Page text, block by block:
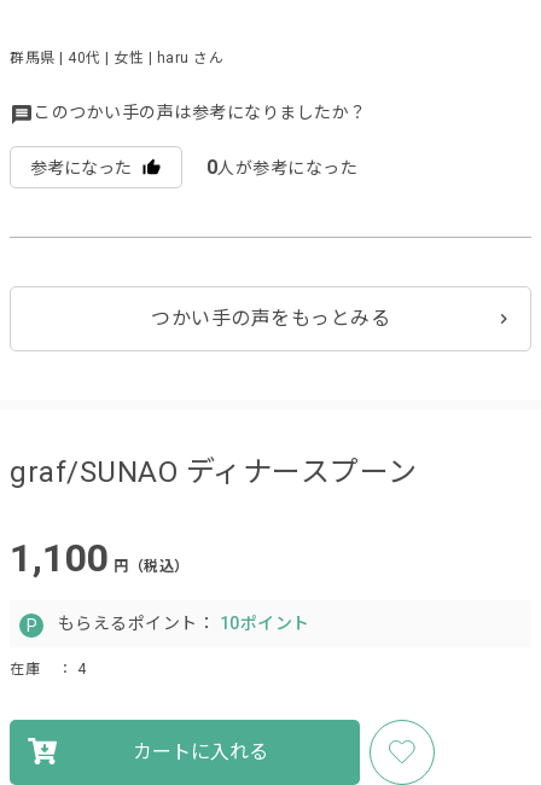
群馬県 | 40代 | 女性 | haru さん
このつかい手の声は参考になりましたか？
参考になった 0人が参考になった
つかい手の声をもっとみる
graf/SUNAO ディナースプーン
1,100 円（税込）
もらえるポイント： 10ポイント
在庫 ： 4
カートに入れる